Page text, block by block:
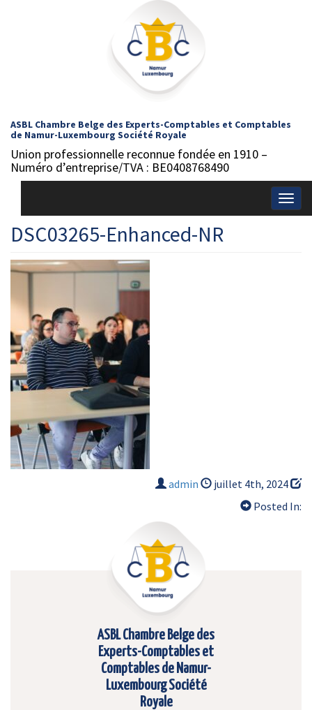
ASBL Chambre Belge des Experts-Comptables et Comptables
de Namur-Luxembourg Société Royale
Union professionnelle reconnue fondée en 1910 –
Numéro d’entreprise/TVA : BE0408768490
DSC03265-Enhanced-NR
admin
juillet 4th, 2024
Posted In:
ASBL Chambre Belge des
Experts-Comptables et
Comptables de Namur-
Luxembourg Société
Royale